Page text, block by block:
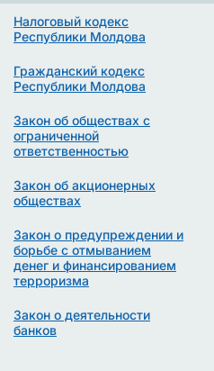
Налоговый кодекс
Республики Молдова
Гражданский кодекс
Республики Молдова
Закон об обществах с
ограниченной
ответственностью
Закон об акционерных
обществах
Закон о предупреждении и
борьбе с отмыванием
денег и финансированием
терроризма
Закон о деятельности
банков